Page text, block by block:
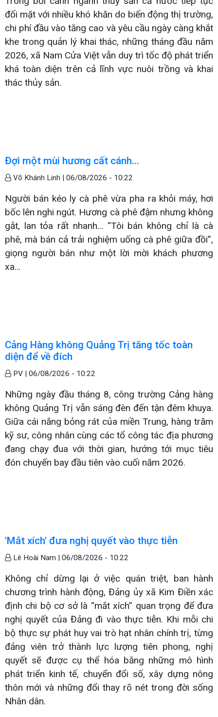
đối mặt với nhiều khó khăn do biến động thị trường,
chi phí đầu vào tăng cao và yêu cầu ngày càng khắt
khe trong quản lý khai thác, những tháng đầu năm
2026, xã Nam Cửa Việt vẫn duy trì tốc độ phát triển
khá toàn diện trên cả lĩnh vực nuôi trồng và khai
thác thủy sản.
Đợi một mùi hương cất cánh...
Võ Khánh Linh | 06/08/2026 - 10:22
Người bán kéo ly cà phê vừa pha ra khỏi máy, hơi
bốc lên nghi ngút. Hương cà phê đậm nhưng không
gắt, lan tỏa rất nhanh... “Tôi bán không chỉ là cà
phê, mà bán cả trải nghiệm uống cà phê giữa đồi”,
giọng người bán như một lời mời khách phương
xa...
Cảng Hàng không Quảng Trị tăng tốc toàn
diện để về đích
PV | 06/08/2026 - 10:22
Những ngày đầu tháng 8, công trường Cảng hàng
không Quảng Trị vẫn sáng đèn đến tận đêm khuya.
Giữa cái nắng bỏng rát của miền Trung, hàng trăm
kỹ sư, công nhân cùng các tổ công tác địa phương
đang chạy đua với thời gian, hướng tới mục tiêu
đón chuyến bay đầu tiên vào cuối năm 2026.
'Mắt xích' đưa nghị quyết vào thực tiễn
Lê Hoài Nam | 06/08/2026 - 10:22
Không chỉ dừng lại ở việc quán triệt, ban hành
chương trình hành động, Đảng ủy xã Kim Điền xác
định chi bộ cơ sở là “mắt xích” quan trọng để đưa
nghị quyết của Đảng đi vào thực tiễn. Khi mỗi chi
bộ thực sự phát huy vai trò hạt nhân chính trị, từng
đảng viên trở thành lực lượng tiên phong, nghị
quyết sẽ được cụ thể hóa bằng những mô hình
phát triển kinh tế, chuyển đổi số, xây dựng nông
thôn mới và những đổi thay rõ nét trong đời sống
Nhân dân.